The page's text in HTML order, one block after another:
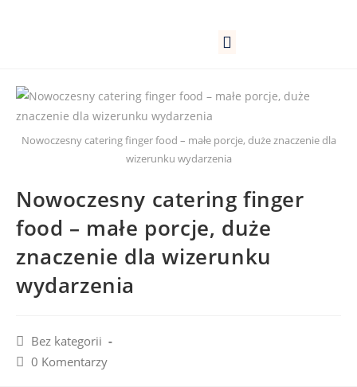
Nowoczesny catering finger food – małe porcje, duże znaczenie dla
wizerunku wydarzenia
Nowoczesny catering finger
food – małe porcje, duże
znaczenie dla wizerunku
wydarzenia
Bez kategorii
0 Komentarzy